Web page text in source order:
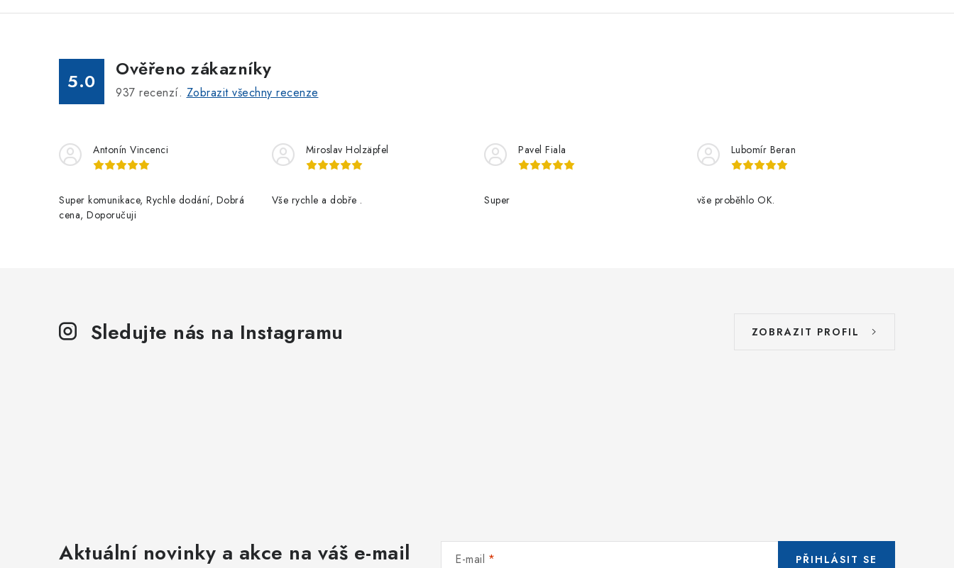
5.0
Ověřeno zákazníky
937 recenzí. Zobrazit všechny recenze
Antonín Vincenci
Super komunikace, Rychle dodání, Dobrá
cena, Doporučuji
Miroslav Holzäpfel
Vše rychle a dobře .
Pavel Fiala
Super
Lubomír Beran
vše proběhlo OK.
Sledujte nás na Instagramu ZOBRAZIT PROFIL
Aktuální novinky a akce na váš e-mail E-mail PŘIHLÁSIT SE